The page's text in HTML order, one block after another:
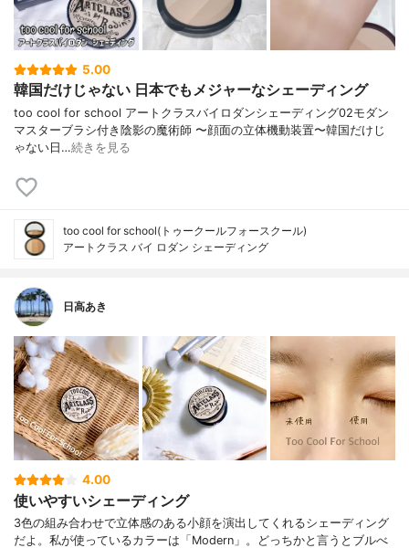
5.00
韓国だけじゃない 日本でもメジャーなシェーディング
too cool for school アートクラスバイロダンシェーディング02モダン
マスターブラシ付き陰影の魔術師 〜顔面の立体機動装置〜韓国だけじ
ゃない日…続きを見る
too cool for school(トゥークールフォースクール)
アートクラス バイ ロダン シェーディング
日高あき
4.00
使いやすいシェーディング
3色の組み合わせで立体感のある小顔を演出してくれるシェーディング
だよ。私が使っているカラーは「Modern」。どっちかと言うとブルべ